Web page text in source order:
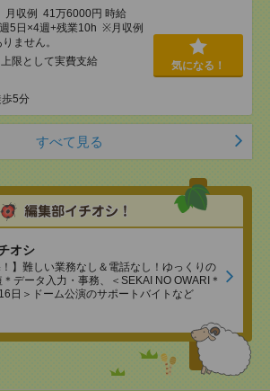
収例 41万6000円 時給
5日×4週+残業10h ※月収例
ません。
限として実費支給
歩5分
気になる！
すべて見る
オシ
！】難しい業務なし＆電話なし！ゆっくりの
データ入力・事務、＜SEKAI NO OWARI＊
日＞ドーム公演のサポートバイトなど